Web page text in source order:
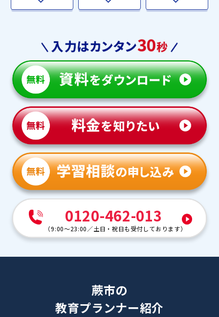
0120-462-013
（9:00～23:00 ／土日・祝日も受付しております）
蕨市の
教育プランナー紹介